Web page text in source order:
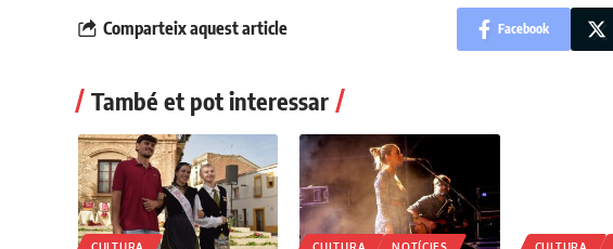
Comparteix aquest article Facebook
També et pot interessar